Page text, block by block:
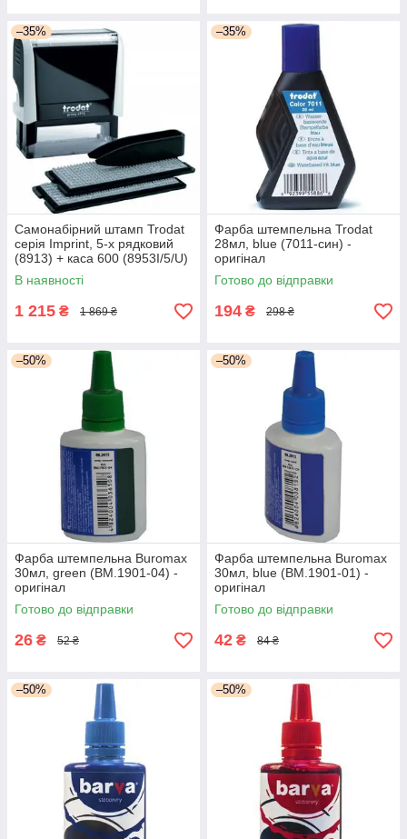
–35%
Самонабірний штамп Trodat
серія Imprint, 5-х рядковий
(8913) + каса 600 (8953I/5/U)
- оригінал
В наявності
1 215 ₴ 1 869 ₴
–35%
Фарба штемпельна Trodat
28мл, blue (7011-син) -
оригінал
Готово до відправки
194 ₴ 298 ₴
–50%
Фарба штемпельна Buromax
30мл, green (BM.1901-04) -
оригінал
Готово до відправки
26 ₴ 52 ₴
–50%
Фарба штемпельна Buromax
30мл, blue (BM.1901-01) -
оригінал
Готово до відправки
42 ₴ 84 ₴
–50% –50%